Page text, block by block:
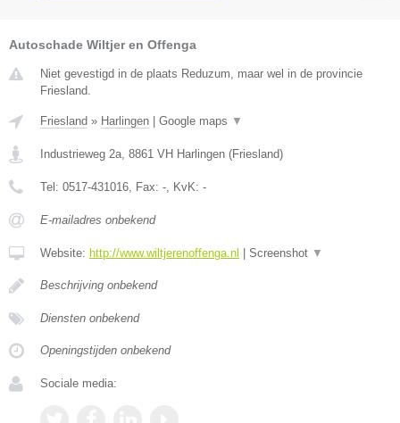
Autoschade Wiltjer en Offenga
Niet gevestigd in de plaats Reduzum, maar wel in de provincie
Friesland.
Friesland » Harlingen | Google maps ▼
Industrieweg 2a 8861 VH Harlingen (Friesland)
Tel: 0517-431016 , Fax: - , KvK: -
E-mailadres onbekend
Website: http://www.wiltjerenoffenga.nl | Screenshot ▼
Beschrijving onbekend
Diensten onbekend
Openingstijden onbekend
Sociale media: